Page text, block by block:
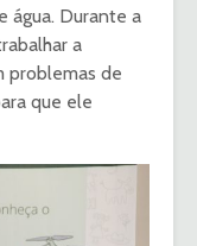
água. Durante a
a
problemas de
que ele